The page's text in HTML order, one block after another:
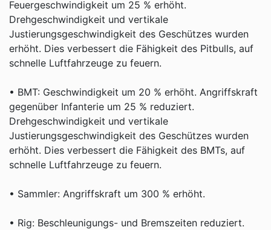
Feuergeschwindigkeit um 25 % erhöht.
Drehgeschwindigkeit und vertikale
Justierungsgeschwindigkeit des Geschützes wurden
erhöht. Dies verbessert die Fähigkeit des Pitbulls, auf
schnelle Luftfahrzeuge zu feuern.
• BMT: Geschwindigkeit um 20 % erhöht. Angriffskraft
gegenüber Infanterie um 25 % reduziert.
Drehgeschwindigkeit und vertikale
Justierungsgeschwindigkeit des Geschützes wurden
erhöht. Dies verbessert die Fähigkeit des BMTs, auf
schnelle Luftfahrzeuge zu feuern.
• Sammler: Angriffskraft um 300 % erhöht.
• Rig: Beschleunigungs- und Bremszeiten reduziert.